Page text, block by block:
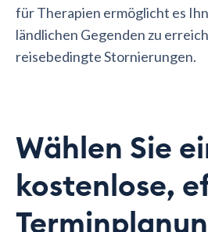
für Therapien ermöglicht es
ländlichen Gegenden zu
reisebedingte Stornierungen.
Wählen Sie
kostenlose,